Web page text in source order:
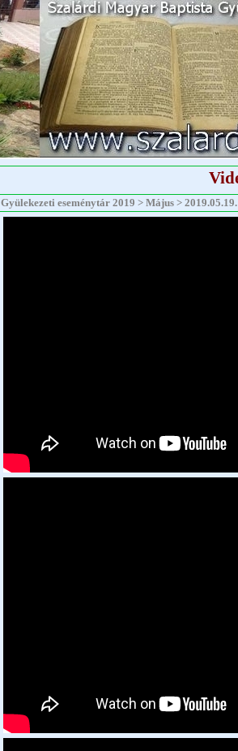
Gyülekezeti eseménytár 2019 > Május >